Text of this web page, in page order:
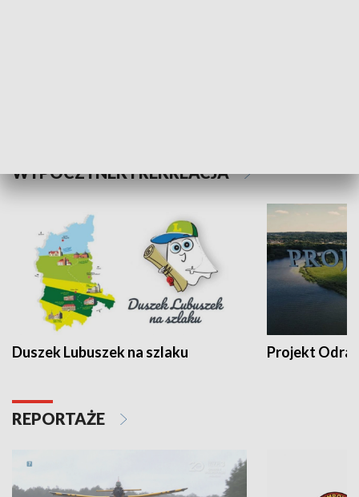
WYPOCZYNEK I REKREACJA
Duszek Lubuszek na szlaku Projekt Odra
REPORTAŻE